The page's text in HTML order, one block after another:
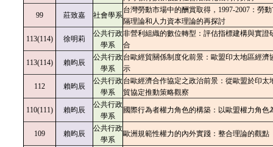
99 莊致嘉 社會學系
台灣勞動市場中的酬賞取得，1997-2007：勞
隔理論和人力資本理論的再探討
113(114) 徐明莉
公共行政
學系
非營利組織的數位轉型：評估指標建構與實證
合
113(114) 賴昀辰
公共行政
學系
台歐經貿關係制度化前景：歐盟印太地區經濟
示
112 賴昀辰
公共行政
學系
台歐經濟合作協定之政治前景：從歐盟於印太
貿協定推動策略觀察
110(111) 賴昀辰
公共行政
學系
國際行為者權力角色的構築：以歐盟權力角色
109 賴昀辰
公共行政
學系
歐洲規範性權力的內外實踐：整合理論的觀點